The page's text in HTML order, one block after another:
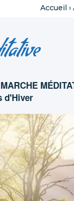
Accueil ›
d'Hiver